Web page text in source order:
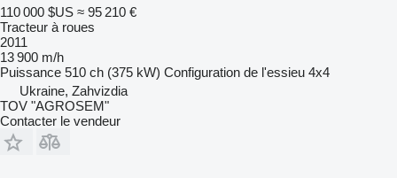
110 000 $US ≈ 95 210 €
Tracteur à roues
2011
13 900 m/h
Puissance 510 ch (375 kW) Configuration de l'essieu 4x4
Ukraine, Zahvizdia
TOV "AGROSEM"
Contacter le vendeur